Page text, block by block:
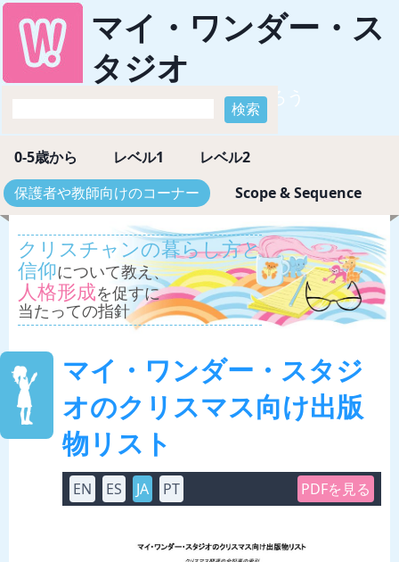
マイ・ワンダー・ス
タジオ
神様のすばらしさを知ろう
0-5歳から レベル1 レベル2
保護者や教師向けのコーナー Scope & Sequence
クリスチャンの暮らし方と
信仰について教え、
人格形成を促すに
当たっての指針
マイ・ワンダー・スタジ
オのクリスマス向け出版
物リスト
EN ES JA PT PDFを見る